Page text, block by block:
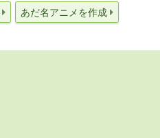
あだ名アニメを作成